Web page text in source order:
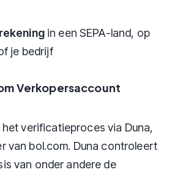
in een SEPA-land, op
je bedrijf
Verkopersaccount
verificatieproces via Duna,
van bol.com. Duna controleert
van onder andere de